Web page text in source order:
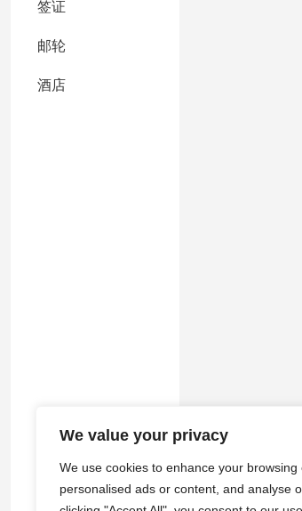
We value your privacy
We use cookies to enhance your
personalised ads or content, and analyse
签证
邮轮
酒店
© 2026途游拾光